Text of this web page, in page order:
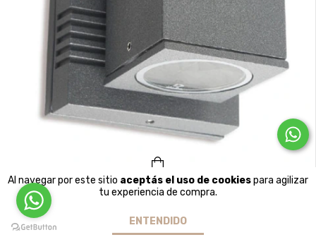
Al navegar por este sitio aceptás el uso de cookiespara agilizar
tu experiencia de compra.
ENTENDIDO
Celeno D-602
cuotas sin interés de$37.520